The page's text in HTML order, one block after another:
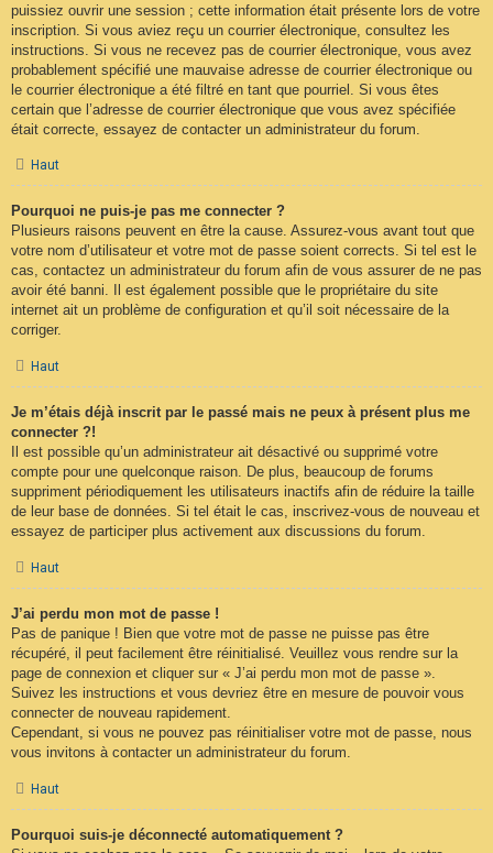
puissiez ouvrir une session ; cette information était présente lors de votre
inscription. Si vous aviez reçu un courrier électronique, consultez les
instructions. Si vous ne recevez pas de courrier électronique, vous avez
probablement spécifié une mauvaise adresse de courrier électronique ou
le courrier électronique a été filtré en tant que pourriel. Si vous êtes
certain que l’adresse de courrier électronique que vous avez spécifiée
était correcte, essayez de contacter un administrateur du forum.
Haut
Pourquoi ne puis-je pas me connecter ?
Plusieurs raisons peuvent en être la cause. Assurez-vous avant tout que
votre nom d’utilisateur et votre mot de passe soient corrects. Si tel est le
cas, contactez un administrateur du forum afin de vous assurer de ne pas
avoir été banni. Il est également possible que le propriétaire du site
internet ait un problème de configuration et qu’il soit nécessaire de la
corriger.
Haut
Je m’étais déjà inscrit par le passé mais ne peux à présent plus me
connecter ?!
Il est possible qu’un administrateur ait désactivé ou supprimé votre
compte pour une quelconque raison. De plus, beaucoup de forums
suppriment périodiquement les utilisateurs inactifs afin de réduire la taille
de leur base de données. Si tel était le cas, inscrivez-vous de nouveau et
essayez de participer plus activement aux discussions du forum.
Haut
J’ai perdu mon mot de passe !
Pas de panique ! Bien que votre mot de passe ne puisse pas être
récupéré, il peut facilement être réinitialisé. Veuillez vous rendre sur la
page de connexion et cliquer sur « J’ai perdu mon mot de passe ».
Suivez les instructions et vous devriez être en mesure de pouvoir vous
connecter de nouveau rapidement.
Cependant, si vous ne pouvez pas réinitialiser votre mot de passe, nous
vous invitons à contacter un administrateur du forum.
Haut
Pourquoi suis-je déconnecté automatiquement ?